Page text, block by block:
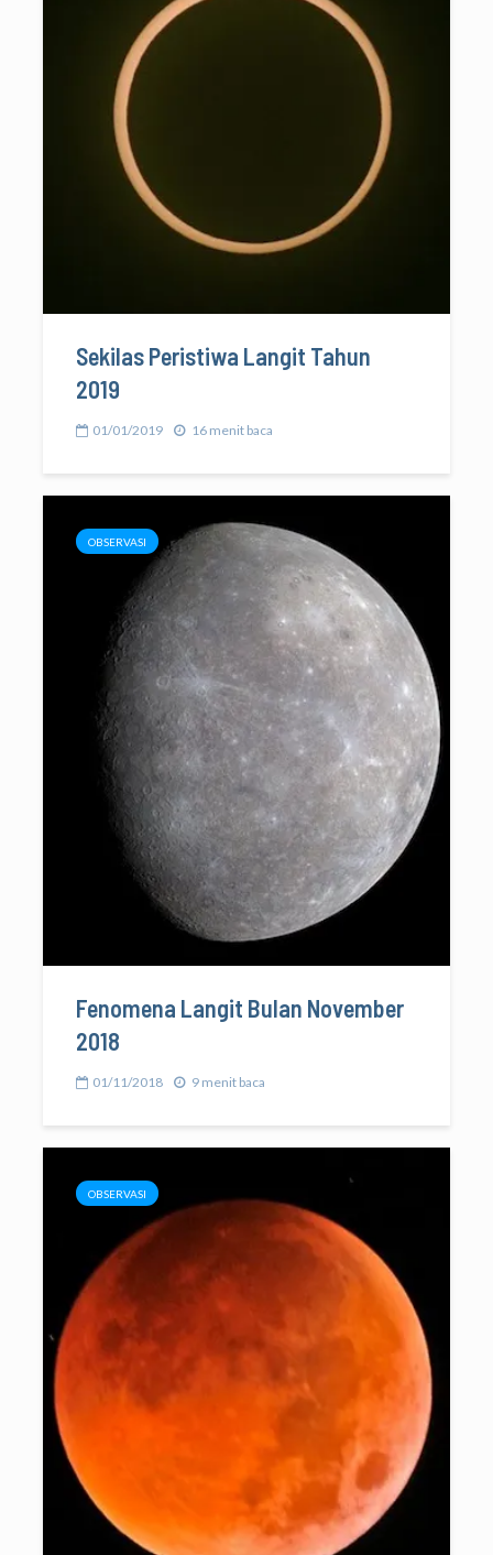
Sekilas Peristiwa Langit Tahun
2019
01/01/2019 16 menit baca
OBSERVASI
Fenomena Langit Bulan November
2018
01/11/2018 9 menit baca
OBSERVASI